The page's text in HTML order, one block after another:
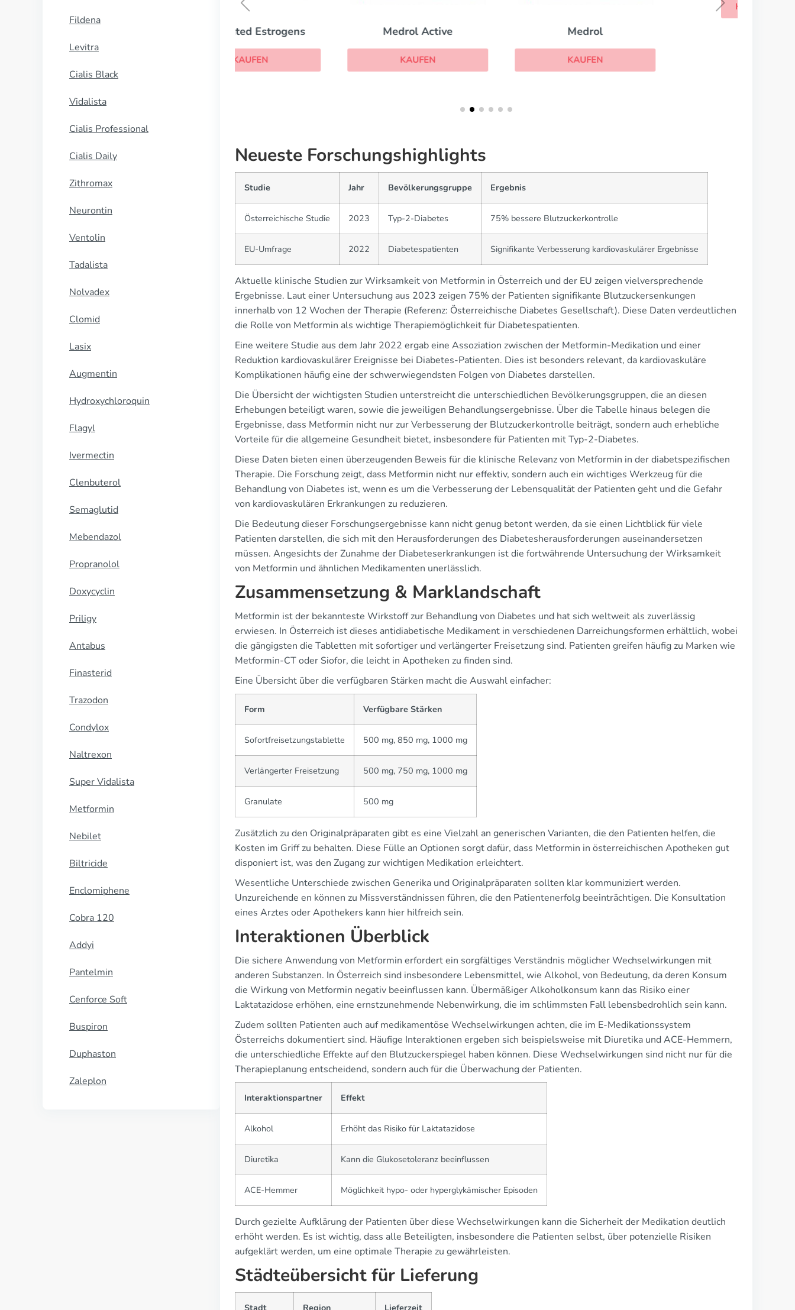
Fildena
Levitra
Cialis Black
Vidalista
Cialis Professional
Cialis Daily
Zithromax
Neurontin
Ventolin
Tadalista
Nolvadex
Clomid
Lasix
Augmentin
Hydroxychloroquin
Flagyl
Ivermectin
Clenbuterol
Semaglutid
Mebendazol
Propranolol
Doxycyclin
Priligy
Antabus
Finasterid
Trazodon
Condylox
Naltrexon
Super Vidalista
Metformin
Nebilet
Biltricide
Enclomiphene
Cobra 120
Addyi
Pantelmin
Cenforce Soft
Buspiron
Duphaston
Zaleplon
Medrol Active
Neueste Forschungshighlights
Studie Jahr Bevölkerungsgruppe Ergebnis
Österreichische Studie 2023 Typ-2-Diabetes 75% bessere Blutzuckerkontrolle
EU-Umfrage 2022 Diabetespatienten Signifikante Verbesserung kardiovaskulärer Ergebnisse
Aktuelle klinische Studien zur Wirksamkeit von Metformin in Österreich und der EU zeigen vielversprechende
Ergebnisse. Laut einer Untersuchung aus 2023 zeigen 75% der Patienten signifikante Blutzuckersenkungen
innerhalb von 12 Wochen der Therapie (Referenz: Österreichische Diabetes Gesellschaft). Diese Daten verdeutlichen
die Rolle von Metformin als wichtige Therapiemöglichkeit für Diabetespatienten.
Eine weitere Studie aus dem Jahr 2022 ergab eine Assoziation zwischen der Metformin-Medikation und einer
Reduktion kardiovaskulärer Ereignisse bei Diabetes-Patienten. Dies ist besonders relevant, da kardiovaskuläre
Komplikationen häufig eine der schwerwiegendsten Folgen von Diabetes darstellen.
Die Übersicht der wichtigsten Studien unterstreicht die unterschiedlichen Bevölkerungsgruppen, die an diesen
Erhebungen beteiligt waren, sowie die jeweiligen Behandlungsergebnisse. Über die Tabelle hinaus belegen die
Ergebnisse, dass Metformin nicht nur zur Verbesserung der Blutzuckerkontrolle beiträgt, sondern auch erhebliche
Vorteile für die allgemeine Gesundheit bietet, insbesondere für Patienten mit Typ-2-Diabetes.
Diese Daten bieten einen überzeugenden Beweis für die klinische Relevanz von Metformin in der diabetspezifischen
Therapie. Die Forschung zeigt, dass Metformin nicht nur effektiv, sondern auch ein wichtiges Werkzeug für die
Behandlung von Diabetes ist, wenn es um die Verbesserung der Lebensqualität der Patienten geht und die Gefahr
von kardiovaskulären Erkrankungen zu reduzieren.
Die Bedeutung dieser Forschungsergebnisse kann nicht genug betont werden, da sie einen Lichtblick für viele
Patienten darstellen, die sich mit den Herausforderungen des Diabetesherausforderungen auseinandersetzen
müssen. Angesichts der Zunahme der Diabeteserkrankungen ist die fortwährende Untersuchung der Wirksamkeit
von Metformin und ähnlichen Medikamenten unerlässlich.
Zusammensetzung & Marklandschaft
Metformin ist der bekannteste Wirkstoff zur Behandlung von Diabetes und hat sich weltweit als zuverlässig
erwiesen. In Österreich ist dieses antidiabetische Medikament in verschiedenen Darreichungsformen erhältlich, wobei
die gängigsten die Tabletten mit sofortiger und verlängerter Freisetzung sind. Patienten greifen häufig zu Marken wie
Metformin-CT oder Siofor, die leicht in Apotheken zu finden sind.
Eine Übersicht über die verfügbaren Stärken macht die Auswahl einfacher:
Form Verfügbare Stärken
Sofortfreisetzungstablette 500 mg, 850 mg, 1000 mg
Verlängerter Freisetzung 500 mg, 750 mg, 1000 mg
Granulate 500 mg
Zusätzlich zu den Originalpräparaten gibt es eine Vielzahl an generischen Varianten, die den Patienten helfen, die
Kosten im Griff zu behalten. Diese Fülle an Optionen sorgt dafür, dass Metformin in österreichischen Apotheken gut
disponiert ist, was den Zugang zur wichtigen Medikation erleichtert.
Wesentliche Unterschiede zwischen Generika und Originalpräparaten sollten klar kommuniziert werden.
Unzureichende en können zu Missverständnissen führen, die den Patientenerfolg beeinträchtigen. Die Konsultation
eines Arztes oder Apothekers kann hier hilfreich sein.
Interaktionen Überblick
Die sichere Anwendung von Metformin erfordert ein sorgfältiges Verständnis möglicher Wechselwirkungen mit
anderen Substanzen. In Österreich sind insbesondere Lebensmittel, wie Alkohol, von Bedeutung, da deren Konsum
die Wirkung von Metformin negativ beeinflussen kann. Übermäßiger Alkoholkonsum kann das Risiko einer
Laktatazidose erhöhen, eine ernstzunehmende Nebenwirkung, die im schlimmsten Fall lebensbedrohlich sein kann.
Zudem sollten Patienten auch auf medikamentöse Wechselwirkungen achten, die im E-Medikationssystem
Österreichs dokumentiert sind. Häufige Interaktionen ergeben sich beispielsweise mit Diuretika und ACE-Hemmern,
die unterschiedliche Effekte auf den Blutzuckerspiegel haben können. Diese Wechselwirkungen sind nicht nur für die
Therapieplanung entscheidend, sondern auch für die Überwachung der Patienten.
Interaktionspartner Effekt
Alkohol Erhöht das Risiko für Laktatazidose
Diuretika Kann die Glukosetoleranz beeinflussen
ACE-Hemmer Möglichkeit hypo- oder hyperglykämischer Episoden
Durch gezielte Aufklärung der Patienten über diese Wechselwirkungen kann die Sicherheit der Medikation deutlich
erhöht werden. Es ist wichtig, dass alle Beteiligten, insbesondere die Patienten selbst, über potenzielle Risiken
aufgeklärt werden, um eine optimale Therapie zu gewährleisten.
Städteübersicht für Lieferung
Stadt Region Lieferzeit